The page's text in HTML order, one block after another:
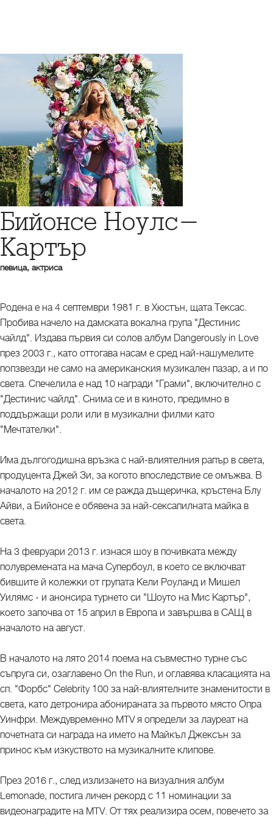
Бийонсе Ноулс-
Картър
певица, актриса
Родена е на 4 септември 1981 г. в Хюстън, щата Тексас.
Пробива начело на дамската вокална група "Дестинис
чайлд". Издава първия си солов албум Dangerously in Love
през 2003 г., като оттогава насам е сред най-нашумелите
попзвезди не само на американския музикален пазар, а и по
света. Спечелила е над 10 награди "Грами", включително с
"Дестинис чайлд". Снима се и в киното, предимно в
поддържащи роли или в музикални филми като
"Мечтателки".
Има дългогодишна връзка с най-влиятелния рапър в света,
продуцента Джей Зи, за когото впоследствие се омъжва. В
началото на 2012 г. им се ражда дъщеричка, кръстена Блу
Айви, а Бийонсе е обявена за най-сексапилната майка в
света.
На 3 февруари 2013 г. изнася шоу в почивката между
полувремената на мача Супербоул, в което се включват
бившите й колежки от групата Кели Роуланд и Мишел
Уилямс - и анонсира турнето си "Шоуто на Мис Картър",
което започва от 15 април в Европа и завършва в САЩ в
началото на август.
В началото на лято 2014 поема на съвместно турне със
съпруга си, озаглавено On the Run, и оглавява класацията на
сп. "Форбс" Celebrity 100 за най-влиятелните знаменитости в
света, като детронира абонираната за първото място Опра
Уинфри. Междувременно MTV я определи за лауреат на
почетната си награда на името на Майкъл Джексън за
принос към изкуството на музикалните клипове.
През 2016 г., след излизането на визуалния албум
Lemonade, постига личен рекорд с 11 номинации за
видеонаградите на MTV. От тях реализира осем, повечето за